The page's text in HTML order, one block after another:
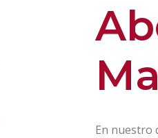
En nuestro